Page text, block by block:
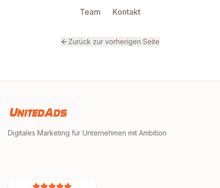
Team
Kontakt
Zurück zur vorherigen Seite
Digitales Marketing für Unternehmen mit Ambition